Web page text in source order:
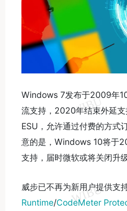
Windows 7发布于2009年
流支持，2020年结束外延
ESU，允许通过付费的方式
意的是，Windows 10将于
支持，届时微软或将关闭升级
威步已不再为新用户提供支
Runtime/CodeMeter